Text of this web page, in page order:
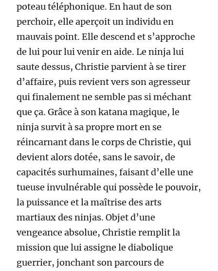
poteau téléphonique. En haut de son
perchoir, elle aperçoit un individu en
mauvais point. Elle descend et s’approche
de lui pour lui venir en aide. Le ninja lui
saute dessus, Christie parvient à se tirer
d’affaire, puis revient vers son agresseur
qui finalement ne semble pas si méchant
que ça. Grâce à son katana magique, le
ninja survit à sa propre mort en se
réincarnant dans le corps de Christie, qui
devient alors dotée, sans le savoir, de
capacités surhumaines, faisant d’elle une
tueuse invulnérable qui possède le pouvoir,
la puissance et la maîtrise des arts
martiaux des ninjas. Objet d’une
vengeance absolue, Christie remplit la
mission que lui assigne le diabolique
guerrier, jonchant son parcours de